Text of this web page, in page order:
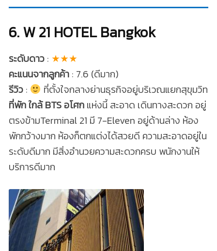
6. W 21 HOTEL Bangkok
ระดับดาว: ★★★
คะแนนจากลูกค้า: 7.6 (ดีมาก)
รีวิว:
ที่ตั้งใจกลางย่านธุรกิจอยู่บริเวณแยกสุขุมวิท
ที่พัก ใกล้ BTS อโศกแห่งนี้ สะอาด เดินทางสะดวก อยู่
ตรงข้ามTerminal 21 มี 7-Eleven อยู่ด้านล่าง ห้อง
พักกว้างมาก ห้องก็ตกแต่งได้สวยดี ความสะอาดอยู่ใน
ระดับดีมาก มีสิ่งอำนวยความสะดวกครบ พนักงานให้
บริการดีมาก